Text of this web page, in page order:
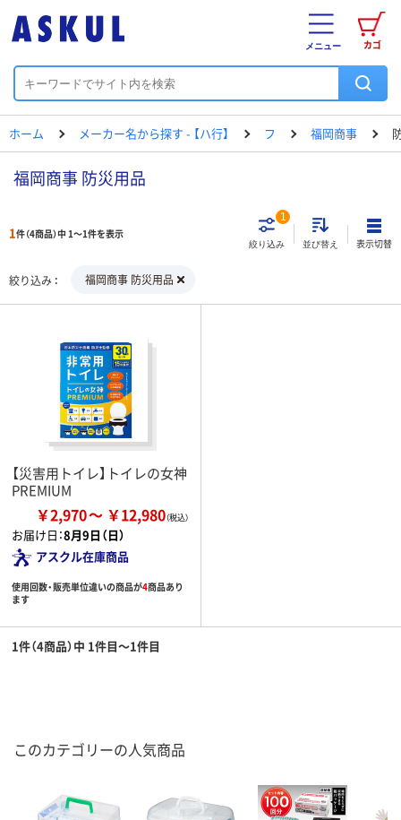
カゴ
メニュー
ホーム メーカー名から探す - 【ハ行】 フ 福岡商事
福岡商事 防災用品
1件（4商品）中 1～1件を表示
絞り込み
1
並び替え 表示切替
絞り込み 福岡商事 防災用品
【災害用トイレ】トイレの女神
PREMIUM
￥2,970 ￥12,980
お届け日：8月9日（日）
アスクル在庫商品
使用回数・販売単位違いの商品が4商品あり
ます
1件（4商品）中 1件目～1件目
このカテゴリーの人気商品